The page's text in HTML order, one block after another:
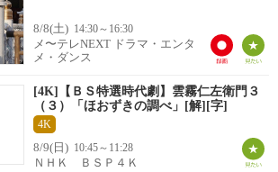
8/8(土) 14:30～16:30
メ〜テレNEXT ドラマ・エンタ
メ・ダンス
[4K]【ＢＳ特選時代劇】雲霧仁左衛門３
（３）「ほおずきの調べ」[解][字]
4K
8/9(日) 10:45～11:28
ＮＨＫ ＢＳＰ４Ｋ